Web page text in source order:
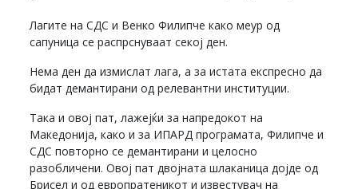
Лагите на СДС и Венко Филипче како меур од
сапуница се распрснуваат секој ден.
Нема ден да измислат лага, а за истата експресно да
бидат демантирани од релевантни институции.
Така и овој пат, лажејќи за напредокот на
Македонија, како и за ИПАРД програмата, Филипче и
СДС повторно се демантирани и целосно
разобличени. Овој пат двојната шлаканица дојде од
Брисел и од европратеникот и известувач на